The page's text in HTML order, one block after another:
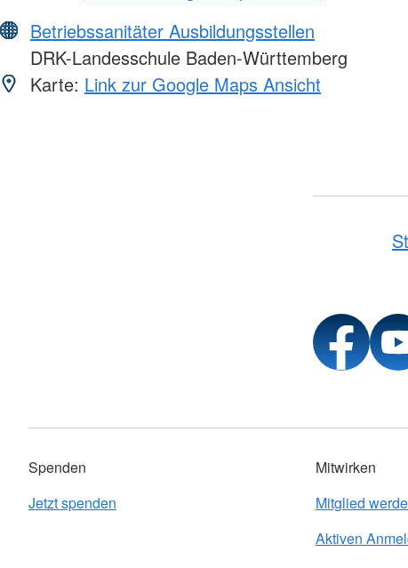
Betriebssanitäter Ausbildungsstellen
DRK-Landesschule Baden-Württemberg
Karte: Link zur Google Maps Ansicht
Spenden
Jetzt spenden
Mitwirken
Mitglied
Aktiven